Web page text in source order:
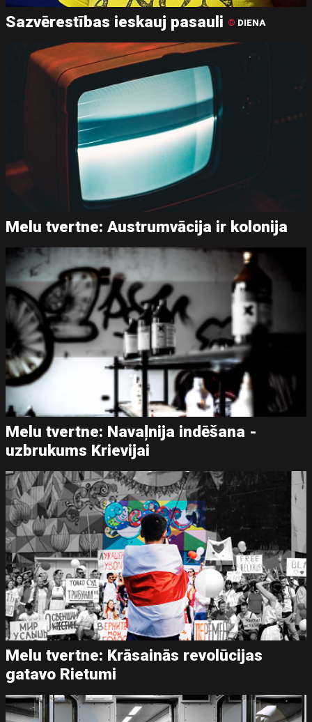
Sazvērestības ieskauj pasauli © DIENA
Melu tvertne: Austrumvācija ir kolonija
Melu tvertne: Navaļnija indēšana -
uzbrukums Krievijai
Melu tvertne: Krāsainās revolūcijas
gatavo Rietumi